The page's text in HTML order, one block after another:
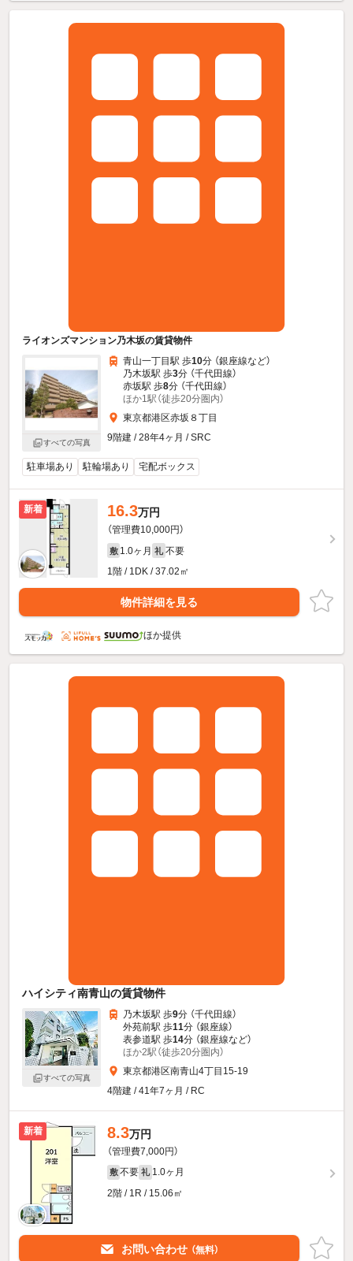
ライオンズマンション乃木坂の賃貸物件
すべての写真
青山一丁目駅 歩10分 （銀座線など）
乃木坂駅 歩3分 （千代田線）
赤坂駅 歩8分 （千代田線）
ほか1駅（徒歩20分圏内）
東京都港区赤坂８丁目
9階建 / 28年4ヶ月 / SRC
駐車場あり 駐輪場あり 宅配ボックス
新着 16.3万円
（管理費10,000円）
敷 1.0ヶ月 礼 不要
1階 / 1DK / 37.02㎡
物件詳細を見る
ほか提供
ハイシティ南青山の賃貸物件
すべての写真
乃木坂駅 歩9分 （千代田線）
外苑前駅 歩11分 （銀座線）
表参道駅 歩14分 （銀座線など）
ほか2駅（徒歩20分圏内）
東京都港区南青山4丁目15-19
4階建 / 41年7ヶ月 / RC
新着 8.3万円
（管理費7,000円）
敷 不要 礼 1.0ヶ月
2階 / 1R / 15.06㎡
お問い合わせ （無料）